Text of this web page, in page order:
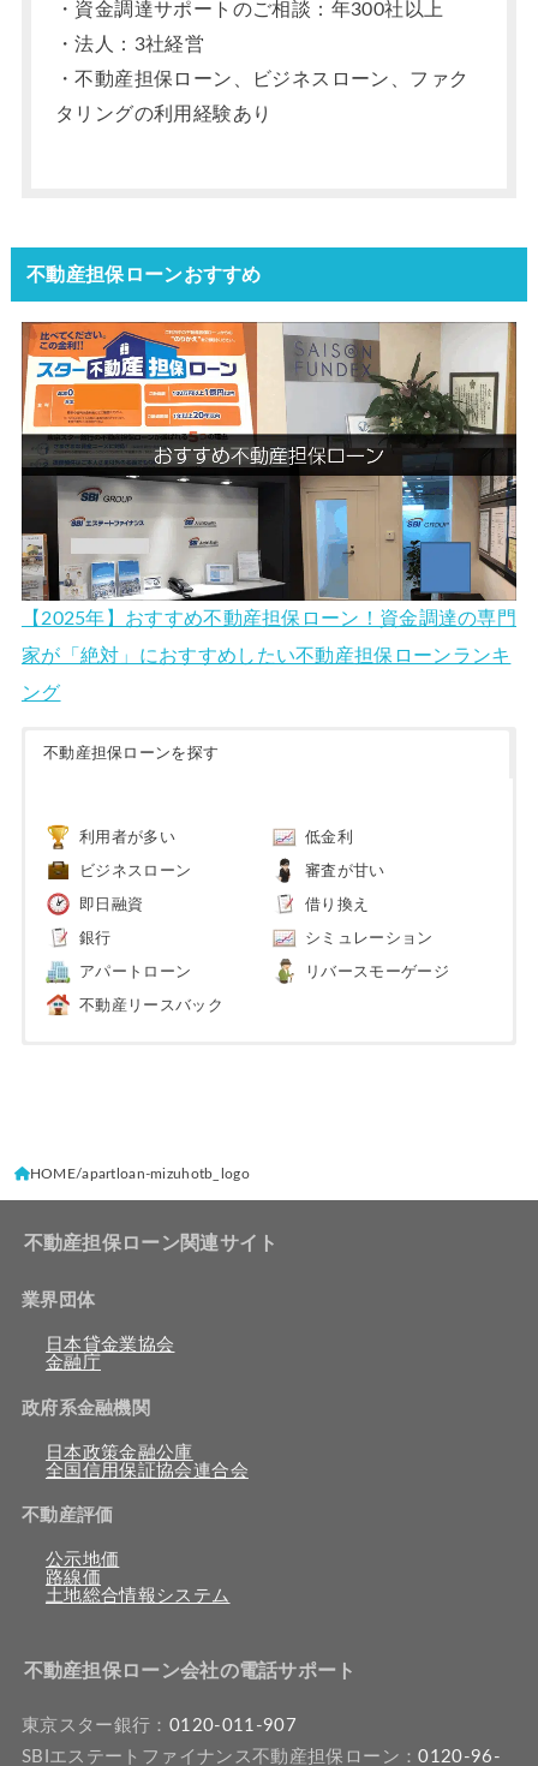
・資金調達サポートのご相談：年300社以上
・法人：3社経営
・不動産担保ローン、ビジネスローン、ファク
タリングの利用経験あり
不動産担保ローンおすすめ
【2025年】おすすめ不動産担保ローン！資金調達の専門
家が「絶対」におすすめしたい不動産担保ローンランキ
ング
不動産担保ローンを探す
利用者が多い 低金利
ビジネスローン 審査が甘い
即日融資 借り換え
銀行 シミュレーション
アパートローン リバースモーゲージ
不動産リースバック
HOME apartloan-mizuhotb_logo
不動産担保ローン関連サイト
業界団体
日本貸金業協会
金融庁
政府系金融機関
日本政策金融公庫
全国信用保証協会連合会
不動産評価
公示地価
路線価
土地総合情報システム
不動産担保ローン会社の電話サポート
東京スター銀行： 0120-011-907
SBIエステートファイナンス不動産担保ローン：0120-96-